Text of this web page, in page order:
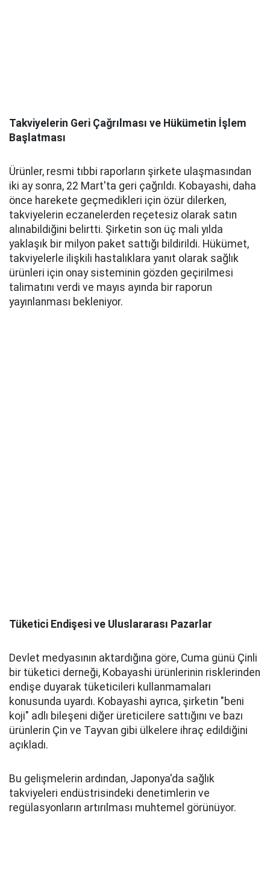
Takviyelerin Geri Çağrılması ve Hükümetin İşlem
Başlatması
Ürünler, resmi tıbbi raporların şirkete ulaşmasından
iki ay sonra, 22 Mart'ta geri çağrıldı. Kobayashi, daha
önce harekete geçmedikleri için özür dilerken,
takviyelerin eczanelerden reçetesiz olarak satın
alınabildiğini belirtti. Şirketin son üç mali yılda
yaklaşık bir milyon paket sattığı bildirildi. Hükümet,
takviyelerle ilişkili hastalıklara yanıt olarak sağlık
ürünleri için onay sisteminin gözden geçirilmesi
talimatını verdi ve mayıs ayında bir raporun
yayınlanması bekleniyor.
Tüketici Endişesi ve Uluslararası Pazarlar
Devlet medyasının aktardığına göre, Cuma günü Çinli
bir tüketici derneği, Kobayashi ürünlerinin risklerinden
endişe duyarak tüketicileri kullanmamaları
konusunda uyardı. Kobayashi ayrıca, şirketin "beni
koji" adlı bileşeni diğer üreticilere sattığını ve bazı
ürünlerin Çin ve Tayvan gibi ülkelere ihraç edildiğini
açıkladı.
Bu gelişmelerin ardından, Japonya'da sağlık
takviyeleri endüstrisindeki denetimlerin ve
regülasyonların artırılması muhtemel görünüyor.